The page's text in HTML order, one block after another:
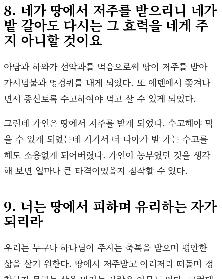
8. 네가 땅에서 저주를 받으리니 네가
밭 갈아도 다시는 그 효력을 네게 주
지 아니할 것이요
아담과 하와가 선악과를 먹음으로써 땅이 저주를 받아
가시덤불과 엉겅퀴를 내게 되었다. 또 에덴에서 쫓겨나
면서 종신토록 수고하여야 먹고 살 수 있게 되었다.
그런데 가인은 땅에서 저주를 받게 되었다. 수고해야 먹
을 수 있게 되었는데 거기서 더 나아가 밭 가는 수고를
해도 소용없게 되어버렸다. 가인이 농부였던 것을 생각
해 보면 얼마나 큰 타격이었을지 짐작할 수 있다.
9. 너는 땅에서 피하며 유리하는 자가
되리라
우리는 누구나 하나님이 주시는 축복을 받으며 평안한
삶을 살기 원한다. 땅에서 저주받고 이리저리 떠돌며 정